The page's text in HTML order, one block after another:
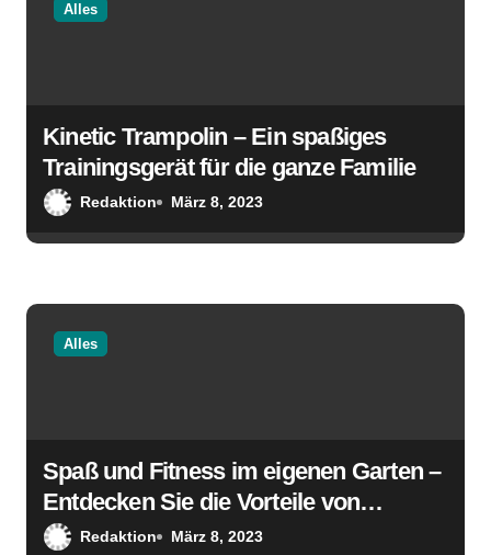
Alles
Kinetic Trampolin – Ein spaßiges
Trainingsgerät für die ganze Familie
Redaktion März 8, 2023
Alles
Spaß und Fitness im eigenen Garten –
Entdecken Sie die Vorteile von
Baunsal-Trampolinen
Redaktion März 8, 2023